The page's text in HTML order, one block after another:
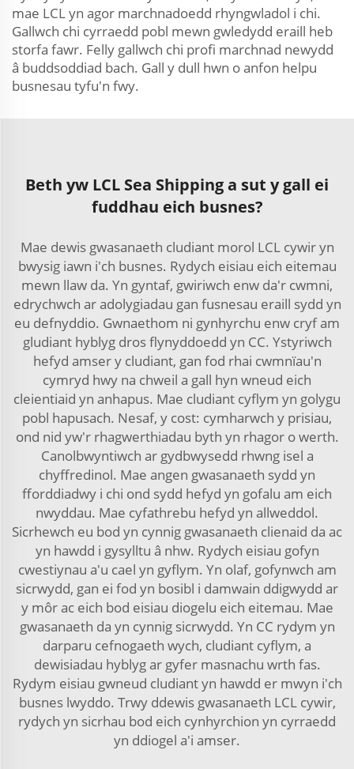
mae LCL yn agor marchnadoedd rhyngwladol i chi.
Gallwch chi cyrraedd pobl mewn gwledydd eraill heb
storfa fawr. Felly gallwch chi profi marchnad newydd
â buddsoddiad bach. Gall y dull hwn o anfon helpu
busnesau tyfu'n fwy.
Beth yw LCL Sea Shipping a sut y gall ei
fuddhau eich busnes?
Mae dewis gwasanaeth cludiant morol LCL cywir yn
bwysig iawn i'ch busnes. Rydych eisiau eich eitemau
mewn llaw da. Yn gyntaf, gwiriwch enw da'r cwmni,
edrychwch ar adolygiadau gan fusnesau eraill sydd yn
eu defnyddio. Gwnaethom ni gynhyrchu enw cryf am
gludiant hyblyg dros flynyddoedd yn CC. Ystyriwch
hefyd amser y cludiant, gan fod rhai cwmnïau'n
cymryd hwy na chweil a gall hyn wneud eich
cleientiaid yn anhapus. Mae cludiant cyflym yn golygu
pobl hapusach. Nesaf, y cost: cymharwch y prisiau,
ond nid yw'r rhagwerthiadau byth yn rhagor o werth.
Canolbwyntiwch ar gydbwysedd rhwng isel a
chyffredinol. Mae angen gwasanaeth sydd yn
fforddiadwy i chi ond sydd hefyd yn gofalu am eich
nwyddau. Mae cyfathrebu hefyd yn allweddol.
Sicrhewch eu bod yn cynnig gwasanaeth clienaid da ac
yn hawdd i gysylltu â nhw. Rydych eisiau gofyn
cwestiynau a'u cael yn gyflym. Yn olaf, gofynwch am
sicrwydd, gan ei fod yn bosibl i damwain ddigwydd ar
y môr ac eich bod eisiau diogelu eich eitemau. Mae
gwasanaeth da yn cynnig sicrwydd. Yn CC rydym yn
darparu cefnogaeth wych, cludiant cyflym, a
dewisiadau hyblyg ar gyfer masnachu wrth fas.
Rydym eisiau gwneud cludiant yn hawdd er mwyn i'ch
busnes lwyddo. Trwy ddewis gwasanaeth LCL cywir,
rydych yn sicrhau bod eich cynhyrchion yn cyrraedd
yn ddiogel a'i amser.